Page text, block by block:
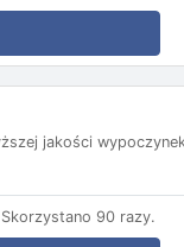
jakości
Skorzystano 90 razy.